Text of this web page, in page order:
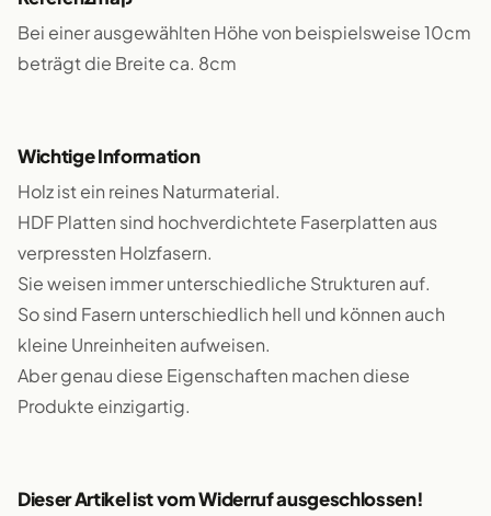
Bei einer ausgewählten Höhe von beispielsweise 10cm
beträgt die Breite ca. 8cm
Wichtige Information
Holz ist ein reines Naturmaterial.
HDF Platten sind hochverdichtete Faserplatten aus
verpressten Holzfasern.
Sie weisen immer unterschiedliche Strukturen auf.
So sind Fasern unterschiedlich hell und können auch
kleine Unreinheiten aufweisen.
Aber genau diese Eigenschaften machen diese
Produkte einzigartig.
Dieser Artikel ist vom Widerruf ausgeschlossen!